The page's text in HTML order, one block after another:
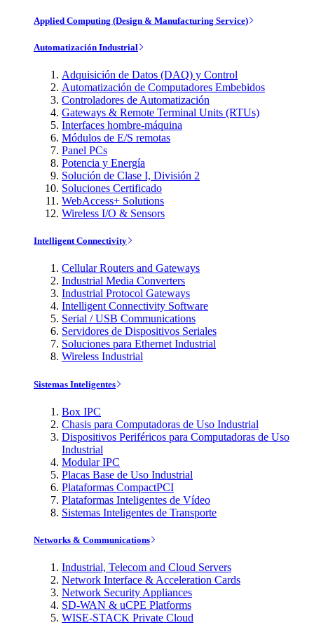
Applied Computing (Design & Manufacturing Service)
Automatización Industrial
Adquisición de Datos (DAQ) y Control
Automatización de Computadores Embebidos
Controladores de Automatización
Gateways & Remote Terminal Units (RTUs)
Interfaces hombre-máquina
Módulos de E/S remotas
Panel PCs
Potencia y Energía
Solución de Clase I, División 2
Soluciones Certificado
WebAccess+ Solutions
Wireless I/O & Sensors
Intelligent Connectivity
Cellular Routers and Gateways
Industrial Media Converters
Industrial Protocol Gateways
Intelligent Connectivity Software
Serial / USB Communications
Servidores de Dispositivos Seriales
Soluciones para Ethernet Industrial
Wireless Industrial
Sistemas Inteligentes
Box IPC
Chasis para Computadoras de Uso Industrial
Dispositivos Periféricos para Computadoras de Uso
Industrial
Modular IPC
Placas Base de Uso Industrial
Plataformas CompactPCI
Plataformas Inteligentes de Vídeo
Sistemas Inteligentes de Transporte
Networks & Communications
Industrial, Telecom and Cloud Servers
Network Interface & Acceleration Cards
Network Security Appliances
SD-WAN & uCPE Platforms
WISE-STACK Private Cloud